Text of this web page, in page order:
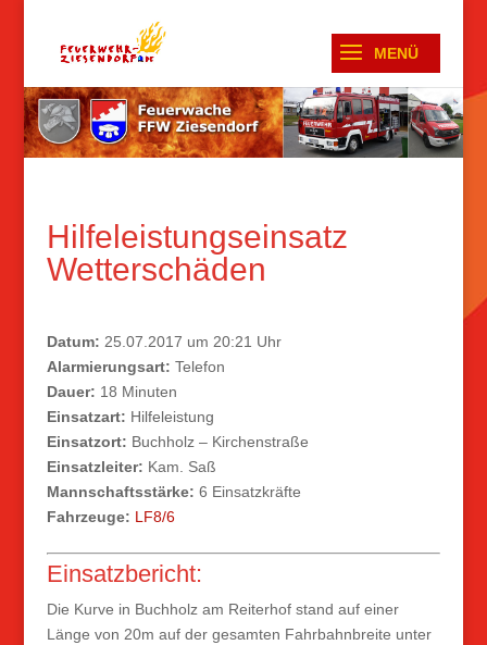
Hilfeleistungseinsatz
Wetterschäden
Datum: 25.07.2017 um 20:21 Uhr
Alarmierungsart: Telefon
Dauer: 18 Minuten
Einsatzart: Hilfeleistung
Einsatzort: Buchholz – Kirchenstraße
Einsatzleiter: Kam. Saß
Mannschaftsstärke: 6 Einsatzkräfte
Fahrzeuge: LF8/6
Einsatzbericht:
Die Kurve in Buchholz am Reiterhof stand auf einer
Länge von 20m auf der gesamten Fahrbahnbreite unter